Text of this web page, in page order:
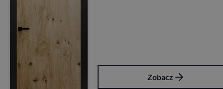
Zobacz